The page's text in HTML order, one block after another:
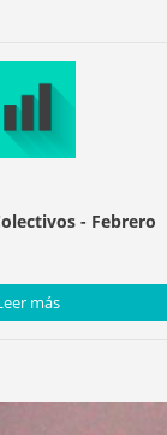
- Febrero
más